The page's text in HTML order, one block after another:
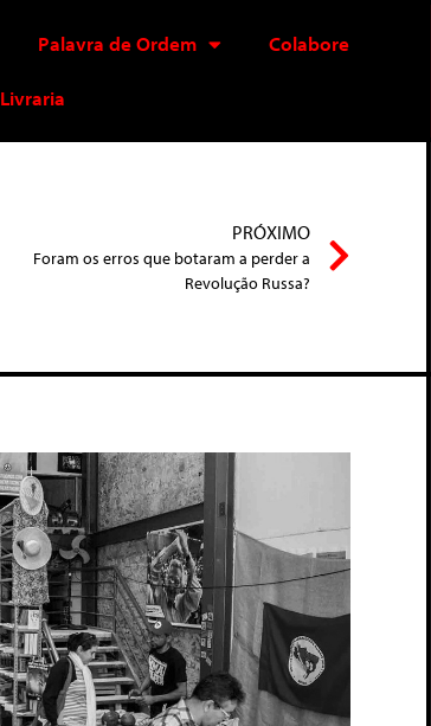
Palavra de Ordem Colabore
Livraria
PRÓXIMO
Foram os erros que botaram a perder a
Revolução Russa?